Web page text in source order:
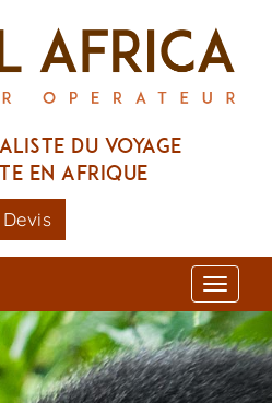
du voyage
en Afrique
Devis
Toggle